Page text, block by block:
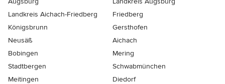
Landkreis Aichach-Friedberg
Friedberg
Königsbrunn
Gersthofen
Neusäß
Aichach
Bobingen
Mering
Stadtbergen
Schwabmünchen
Meitingen
Diedorf